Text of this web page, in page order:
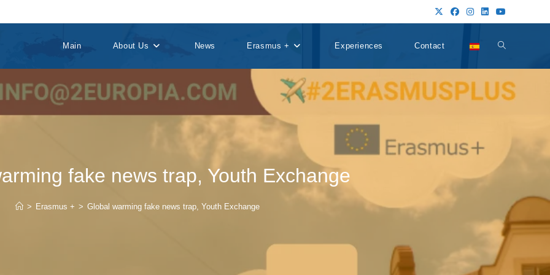
Main About Us News Erasmus + Experiences Contact Alternar
búsqueda
web
fake news trap, Youth Exchange
> Erasmus + > Global warming fake news trap, Youth Exchange